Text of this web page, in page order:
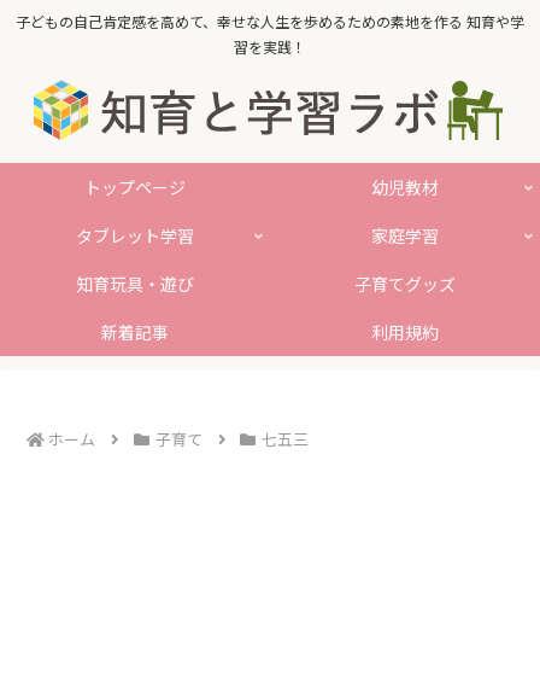
子どもの自己肯定感を高めて、幸せな人生を歩めるための素地を作る 知育や学
習を実践！
トップページ
幼児教材
タブレット学習
家庭学習
知育玩具・遊び
子育てグッズ
新着記事
利用規約
ホーム 子育て 七五三